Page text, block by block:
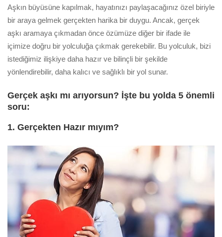
Aşkın büyüsüne kapılmak, hayatınızı paylaşacağınız özel biriyle
bir araya gelmek gerçekten harika bir duygu. Ancak, gerçek
aşkı aramaya çıkmadan önce özümüze diğer bir ifade ile
içimize doğru bir yolculuğa çıkmak gerekebilir. Bu yolculuk, bizi
istediğimiz ilişkiye daha hazır ve bilinçli bir şekilde
yönlendirebilir, daha kalıcı ve sağlıklı bir yol sunar.
Gerçek aşkı mı arıyorsun? İşte bu yolda 5 önemli
soru:
1. Gerçekten Hazır mıyım?